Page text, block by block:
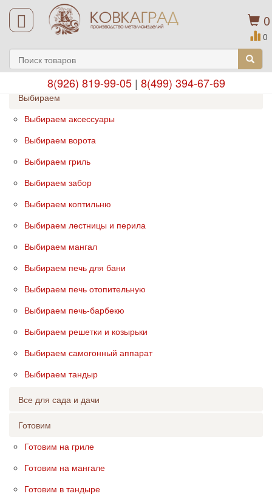
0
0
8(926) 819-99-05| 8(499) 394-67-69
Выбираем
Выбираем аксессуары
Выбираем ворота
Выбираем гриль
Выбираем забор
Выбираем коптильню
Выбираем лестницы и перила
Выбираем мангал
Выбираем печь для бани
Выбираем печь отопительную
Выбираем печь-барбекю
Выбираем решетки и козырьки
Выбираем самогонный аппарат
Выбираем тандыр
Все для сада и дачи
Готовим
Готовим на гриле
Готовим на мангале
Готовим в тандыре